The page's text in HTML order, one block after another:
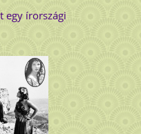
egy írországi